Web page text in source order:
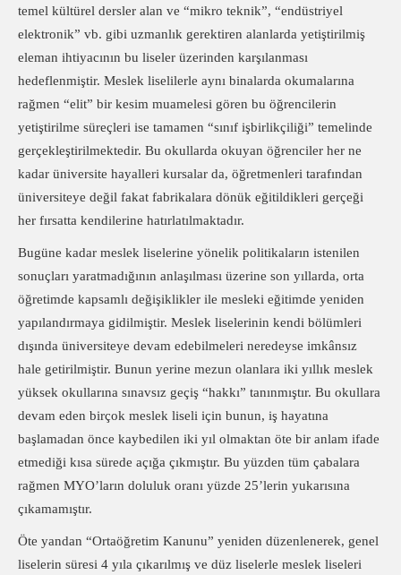
temel kültürel dersler alan ve “mikro teknik”, “endüstriyel
elektronik” vb. gibi uzmanlık gerektiren alanlarda yetiştirilmiş
eleman ihtiyacının bu liseler üzerinden karşılanması
hedeflenmiştir. Meslek liselilerle aynı binalarda okumalarına
rağmen “elit” bir kesim muamelesi gören bu öğrencilerin
yetiştirilme süreçleri ise tamamen “sınıf işbirlikçiliği” temelinde
gerçekleştirilmektedir. Bu okullarda okuyan öğrenciler her ne
kadar üniversite hayalleri kursalar da, öğretmenleri tarafından
üniversiteye değil fakat fabrikalara dönük eğitildikleri gerçeği
her fırsatta kendilerine hatırlatılmaktadır.
Bugüne kadar meslek liselerine yönelik politikaların istenilen
sonuçları yaratmadığının anlaşılması üzerine son yıllarda, orta
öğretimde kapsamlı değişiklikler ile mesleki eğitimde yeniden
yapılandırmaya gidilmiştir. Meslek liselerinin kendi bölümleri
dışında üniversiteye devam edebilmeleri neredeyse imkânsız
hale getirilmiştir. Bunun yerine mezun olanlara iki yıllık meslek
yüksek okullarına sınavsız geçiş “hakkı” tanınmıştır. Bu okullara
devam eden birçok meslek liseli için bunun, iş hayatına
başlamadan önce kaybedilen iki yıl olmaktan öte bir anlam ifade
etmediği kısa sürede açığa çıkmıştır. Bu yüzden tüm çabalara
rağmen MYO’ların doluluk oranı yüzde 25’lerin yukarısına
çıkamamıştır.
Öte yandan “Ortaöğretim Kanunu” yeniden düzenlenerek, genel
liselerin süresi 4 yıla çıkarılmış ve düz liselerle meslek liseleri